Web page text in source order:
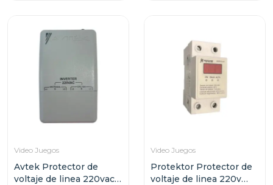
Video Juegos
Avtek Protector de
voltaje de linea 220vac
Video Juegos
Protektor Protector de
voltaje de linea 220v